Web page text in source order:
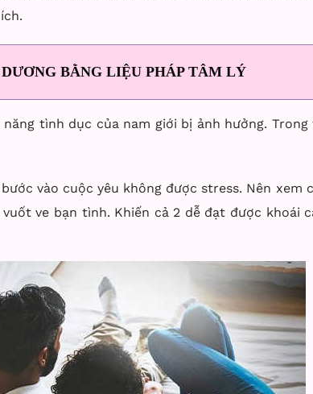
BẰNG LIỆU PHÁP TÂM LÝ
tình dục của nam giới bị ảnh hưởng.
vào cuộc yêu không được stress. Nên xem
ve bạn tình. Khiến cả 2 dễ đạt được khoái